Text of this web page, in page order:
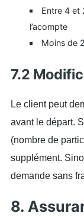
Entre 4 et
l’acompte
Moins de
7.2
Le client peut
avant le départ.
(nombre de
supplément.
demande sans
8.